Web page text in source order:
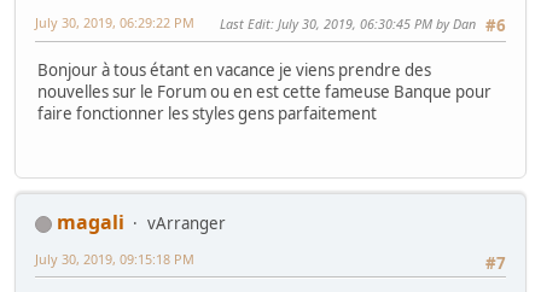
#6
July 30, 2019, 06:29:22 PM Last Edit: July 30, 2019, 06:30:45 PM by Dan
Bonjour à tous étant en vacance je viens prendre des
nouvelles sur le Forum ou en est cette fameuse Banque pour
faire fonctionner les styles gens parfaitement
magali
vArranger
#7
July 30, 2019, 09:15:18 PM